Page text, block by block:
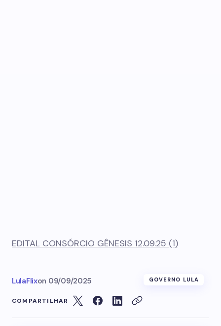
EDITAL CONSÓRCIO GÊNESIS 12.09.25 (1)
LulaFlixon 09/09/2025 GOVERNO LULA
COMPARTILHAR